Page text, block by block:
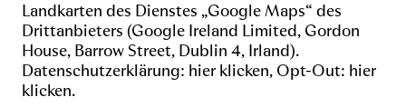
Landkarten des Dienstes „Google Maps“ des
Drittanbieters (Google Ireland Limited, Gordon
House, Barrow Street, Dublin 4, Irland).
Datenschutzerklärung: hier klicken, Opt-Out: hier
klicken.